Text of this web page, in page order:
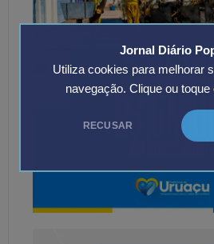
Jornal Diário
Utiliza cookies para melhorar
navegação. Clique ou toque
RECUSAR